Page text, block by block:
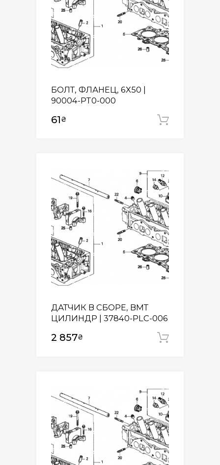
БОЛТ, ФЛАНЕЦ, 6X50 |
90004-PT0-000
61₴
ДАТЧИК В СБОРЕ, ВМТ
ЦИЛИНДР | 37840-PLC-006
2 857₴